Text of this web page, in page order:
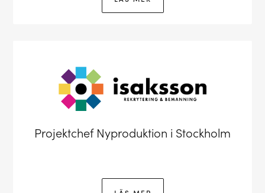
Projektchef Nyproduktion i Stockholm